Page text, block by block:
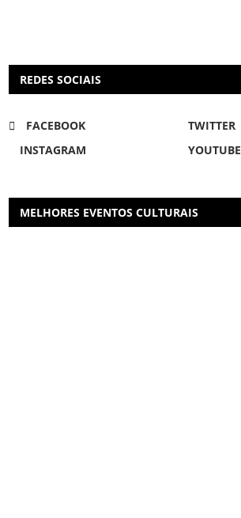
REDES SOCIAIS
FACEBOOK
TWITTER
INSTAGRAM
YOUTUBE
MELHORES EVENTOS CULTURAIS